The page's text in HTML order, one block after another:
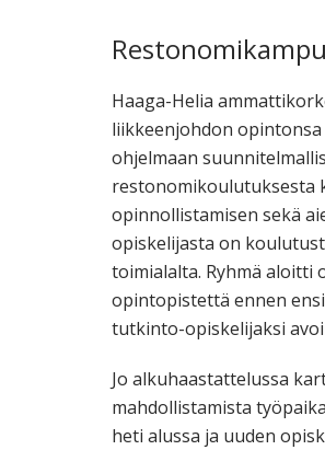
Haaga-Helia
liikkeenjohdon
ohjelmaan
restonomikoulutuksesta
opinnollistamisen sekä
opiskelijasta on
toimialalta. Ryhmä aloitti
opintopistettä ennen
tutkinto-opiskelijaksi
Jo alkuhaastattelussa
mahdollistamista
heti alussa ja uuden